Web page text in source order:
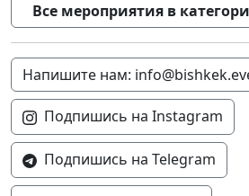
Все мероприятия в
Напишите нам:
Подпишись на Instagram
Подпишись на Telegram